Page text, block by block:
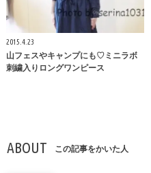
2015.4.23
山フェスやキャンプにも♡ミニラボ
刺繍入りロングワンピース
ABOUT この記事をかいた人